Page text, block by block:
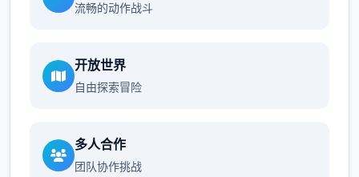
流畅的动作战斗
开放世界
自由探索冒险
多人合作
团队协作挑战